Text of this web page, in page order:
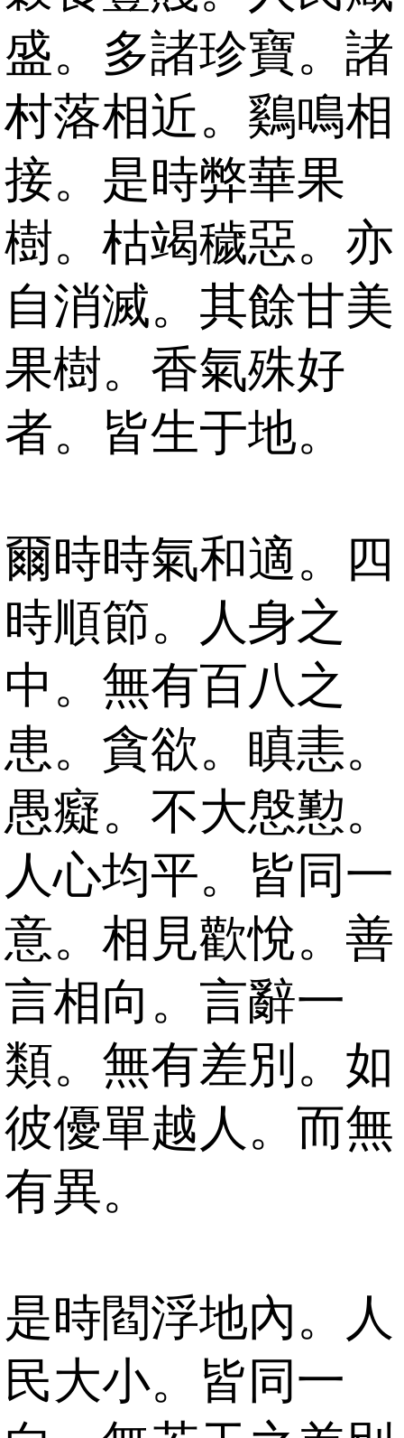
盛。多諸珍寶。諸
村落相近。鷄鳴相
接。是時弊華果
樹。枯竭穢惡。亦
自消滅。其餘甘美
果樹。香氣殊好
者。皆生于地。
爾時時氣和適。四
時順節。人身之
中。無有百八之
患。貪欲。瞋恚。
愚癡。不大慇懃。
人心均平。皆同一
意。相見歡悅。善
言相向。言辭一
類。無有差別。如
彼優單越人。而無
有異。
是時閻浮地內。人
民大小。皆同一